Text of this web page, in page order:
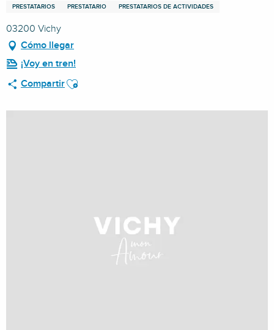
PRESTATARIOS PRESTATARIO PRESTATARIOS DE ACTIVIDADES
03200 Vichy
Cómo llegar
¡Voy en tren!
CompartirAjouter aux favoris